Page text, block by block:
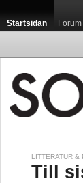
Startsidan Forum
LITTERATUR &
Till